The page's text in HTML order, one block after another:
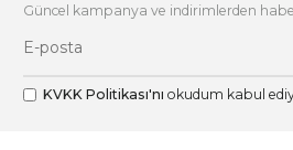
Güncel kampanya ve indirimlerden
KVKK Politikası'nı okudum kabul